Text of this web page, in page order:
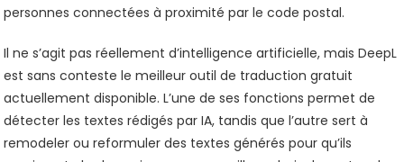
personnes connectées à proximité par le code postal.
Il ne s’agit pas réellement d’intelligence artificielle, mais DeepL
est sans conteste le meilleur outil de traduction gratuit
actuellement disponible. L’une de ses fonctions permet de
détecter les textes rédigés par IA, tandis que l’autre sert à
remodeler ou reformuler des textes générés pour qu’ils